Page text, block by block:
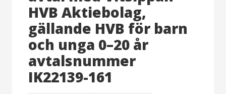
HVB Aktiebolag,
gällande HVB för barn
och unga 0–20 år
avtalsnummer
IK22139-161